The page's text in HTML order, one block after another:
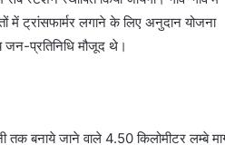
ट्रांसफार्मर लगाने के लिए अनुदान योजना
जन-प्रतिनिधि मौजूद थे।
बनाये जाने वाले 4.50 किलोमीटर लम्बे